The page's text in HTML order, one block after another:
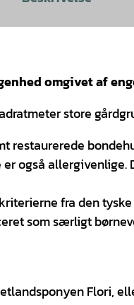
omgivet af
store
restaurerede
også
fra den
som særligt
Flori,